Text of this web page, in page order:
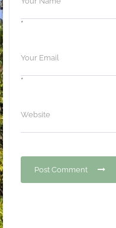
*
*
Post Comment